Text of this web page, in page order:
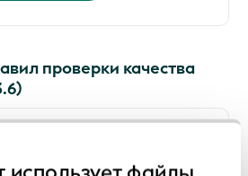
проверки качества